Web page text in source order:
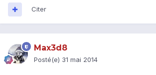
Citer
Max3d8
Posté(e) 31 mai 2014